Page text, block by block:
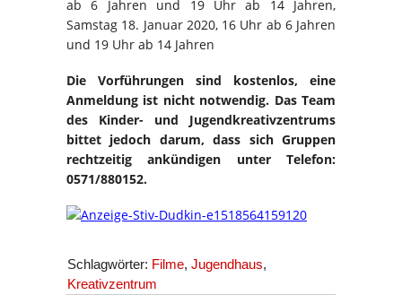
ab 6 Jahren und 19 Uhr ab 14 Jahren,
Samstag 18. Januar 2020, 16 Uhr ab 6 Jahren
und 19 Uhr ab 14 Jahren
Die Vorführungen sind kostenlos, eine
Anmeldung ist nicht notwendig. Das Team
des Kinder- und Jugendkreativzentrums
bittet jedoch darum, dass sich Gruppen
rechtzeitig ankündigen unter Telefon:
0571/880152.
Schlagwörter: Filme, Jugendhaus,
Kreativzentrum